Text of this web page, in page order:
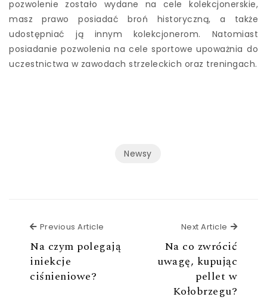
pozwolenie zostało wydane na cele kolekcjonerskie,
masz prawo posiadać broń historyczną, a także
udostępniać ją innym kolekcjonerom. Natomiast
posiadanie pozwolenia na cele sportowe upoważnia do
uczestnictwa w zawodach strzeleckich oraz treningach.
Newsy
Previous Article
Na czym polegają
iniekcje
ciśnieniowe?
Next Article Next
Na co zwrócić
uwagę, kupując
pellet w
Kołobrzegu?